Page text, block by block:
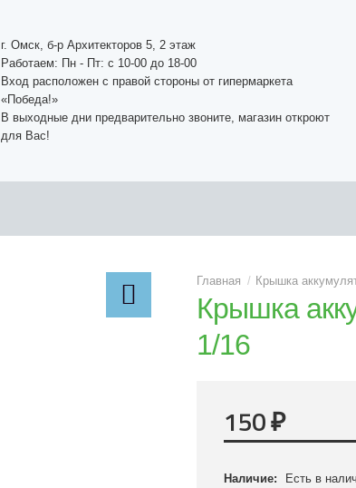
г. Омск, б-р Архитекторов 5, 2 этаж
Работаем: Пн - Пт: c 10-00 до 18-00
Вход расположен с правой стороны от гипермаркета
«Победа!»
В выходные дни предварительно звоните, магазин откроют
для Вас!
Крышка
Крышка
1/16
150₽
Наличие:
Есть в